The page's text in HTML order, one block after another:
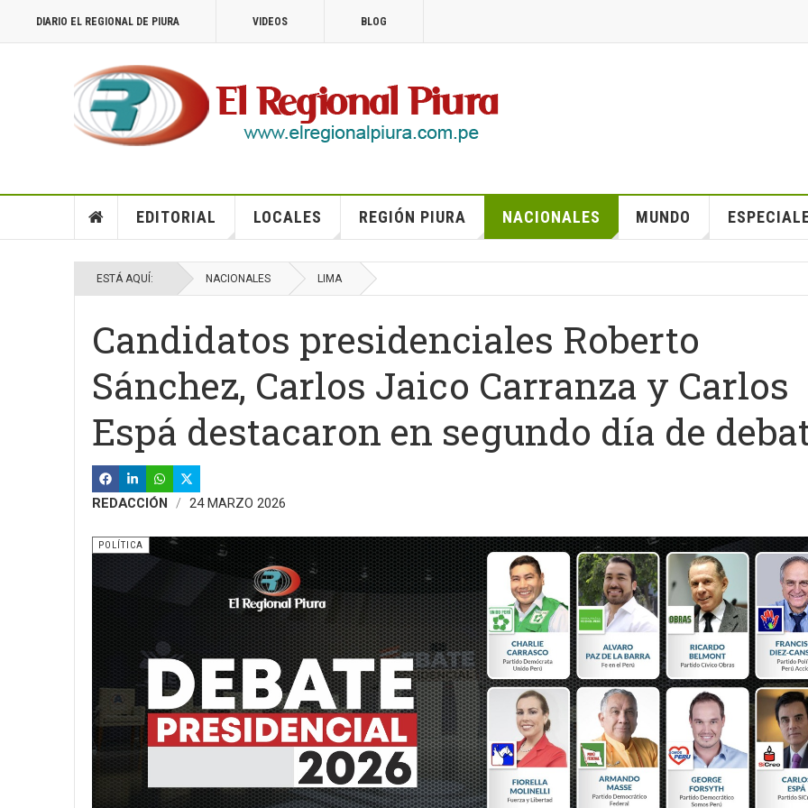
DIARIO EL REGIONAL DE PIURA VIDEOS BLOG
EDITORIAL LOCALES REGIÓN PIURA NACIONALES MUNDO
ESTÁ AQUÍ: NACIONALES LIMA
Candidatos presidenciales Roberto
Sánchez, Carlos Jaico Carranza y Carlos
Espá destacaron en segundo día de
REDACCIÓN 24 MARZO 2026
POLÍTICA